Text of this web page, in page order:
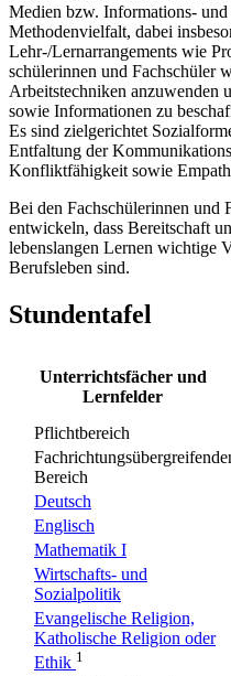
Medien bzw. Informations-
Methodenvielfalt, dabei
Lehr-/Lernarrangements wie
schülerinnen und Fachschüler
Arbeitstechniken anzuwen­den
sowie Informationen zu
Es sind zielgerichtet
Entfaltung der
Konfliktfähigkeit sowie
Bei den Fachschülerinnen und
ent­wickeln, dass Bereitschaft
lebenslangen Lernen wichtige
Berufsleben sind.
Stundentafel
Unterrichtsfächer und
Lernfelder
Pflichtbereich
Bereich
Deutsch
Englisch
Mathematik I
Wirtschafts- und
Sozialpolitik
Evangelische Religion,
Katholische Religion oder
Ethik 1